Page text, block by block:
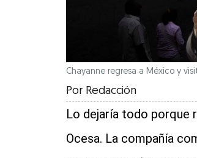
Chayanne regresa a México y
Por Redacción
Lo dejaría todo porque
Ocesa. La compañía